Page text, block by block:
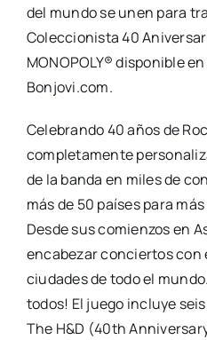
del mundo se unen para
Coleccionista 40
MONOPOLY® disponible
Bonjovi.com.
Celebrando 40 años de
completamente
de la banda en miles de
más de 50 países para
Desde sus comienzos en
encabezar conciertos con
ciudades de todo el
todos! El juego incluye
The H&D (40th